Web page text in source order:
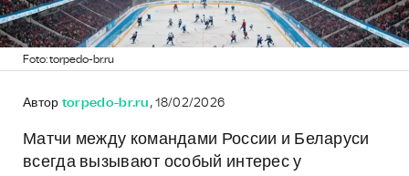
Foto: torpedo-br.ru
Автор torpedo-br.ru , 18/02/2026
Матчи между командами России и Беларуси
всегда вызывают особый интерес у